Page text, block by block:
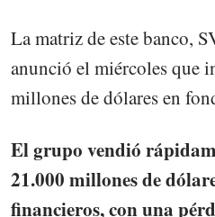
La matriz de este banco,
anunció el miércoles que
millones de dólares en
El grupo vendió
21.000 millones de
financieros, con una